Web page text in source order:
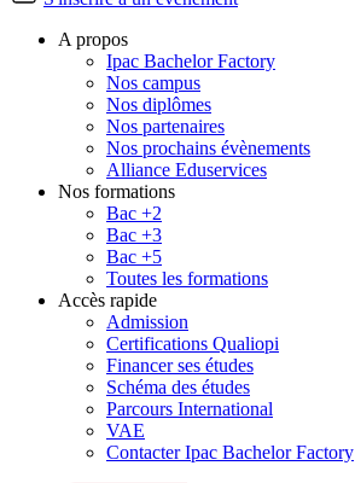
A propos
Ipac Bachelor Factory
Nos campus
Nos diplômes
Nos partenaires
Nos prochains évènements
Alliance Eduservices
Nos formations
Bac +2
Bac +3
Bac +5
Toutes les formations
Accès rapide
Admission
Certifications Qualiopi
Financer ses études
Schéma des études
Parcours International
VAE
Contacter Ipac Bachelor Factory